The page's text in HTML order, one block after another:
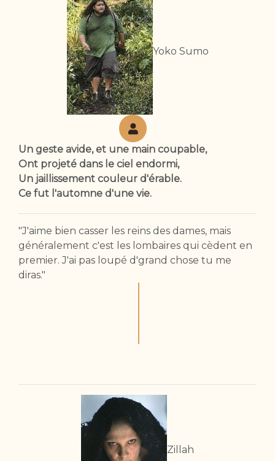
Yoko Sumo
Un geste avide, et une main coupable,
Ont projeté dans le ciel endormi,
Un jaillissement couleur d'érable.
Ce fut l'automne d'une vie.
"J'aime bien casser les reins des dames, mais
généralement c'est les lombaires qui cèdent en
premier. J'ai pas loupé d'grand chose tu me
diras."
Zillah